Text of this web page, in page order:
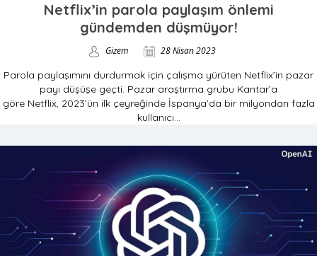
Netflix’in parola paylaşım önlemi
gündemden düşmüyor!
Gizem 28 Nisan 2023
Parola paylaşımını durdurmak için çalışma yürüten Netflix’in pazar
payı düşüşe geçti. Pazar araştırma grubu Kantar’a
göre Netflix, 2023’ün ilk çeyreğinde İspanya’da bir milyondan fazla
kullanıcı...